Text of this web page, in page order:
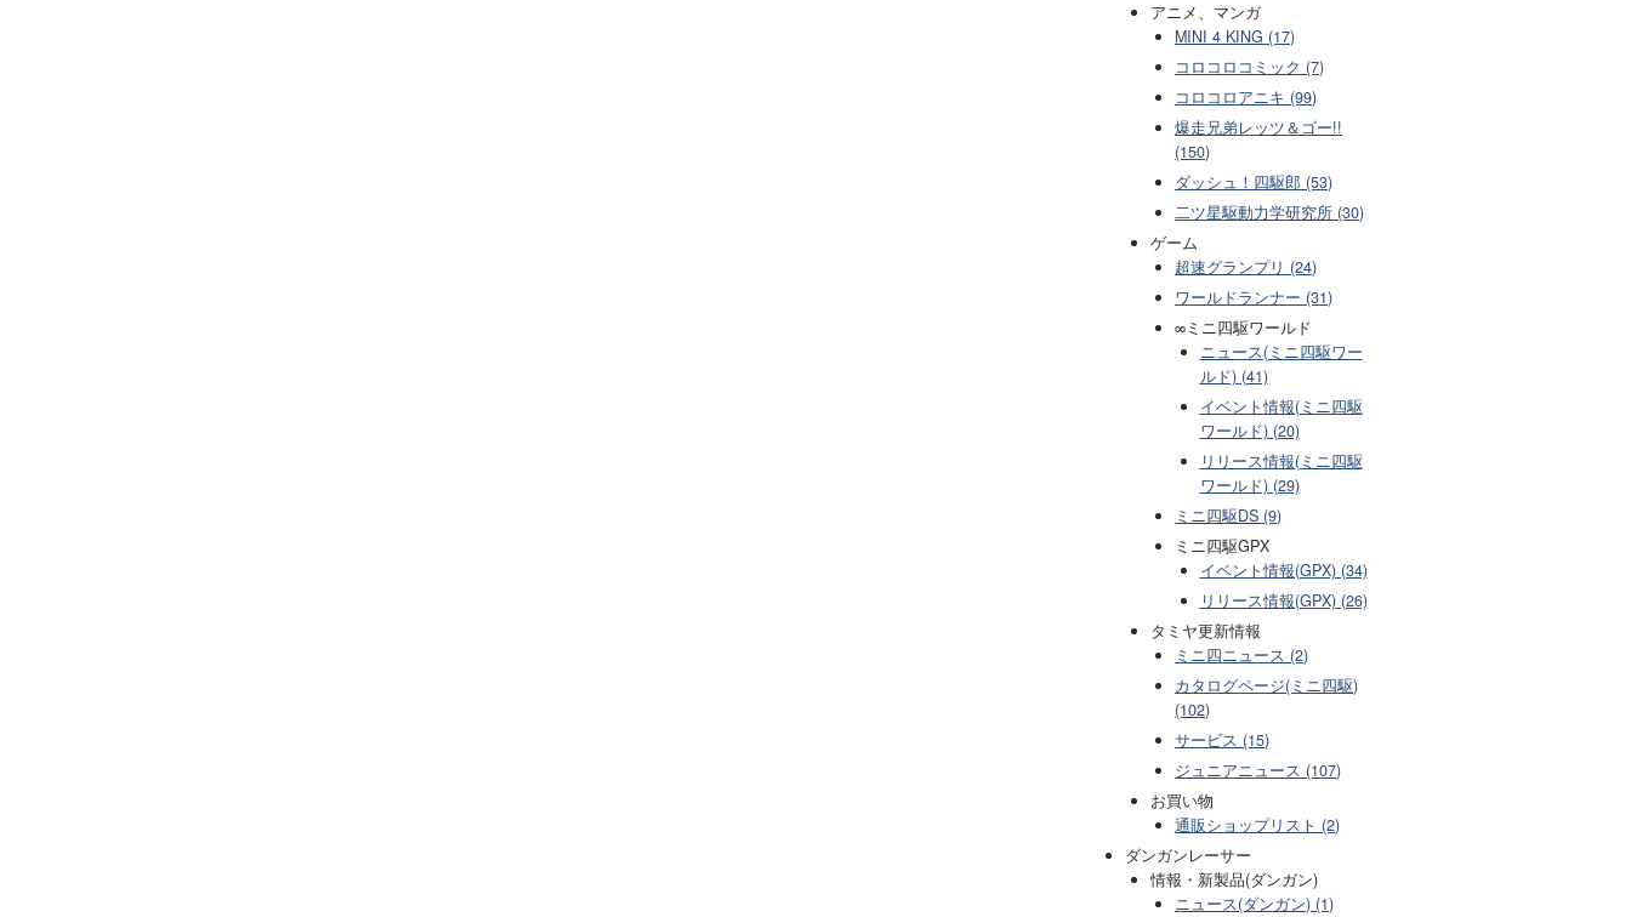
アニメ、マンガ
MINI 4 KING (17)
コロコロコミック (7)
コロコロアニキ (99)
爆走兄弟レッツ＆ゴー!!
(150)
ダッシュ！四駆郎 (53)
二ツ星駆動力学研究所 (30)
ゲーム
超速グランプリ (24)
ワールドランナー (31)
∞ミニ四駆ワールド
ニュース(ミニ四駆ワー
ルド) (41)
イベント情報(ミニ四駆
ワールド) (20)
リリース情報(ミニ四駆
ワールド) (29)
ミニ四駆DS (9)
ミニ四駆GPX
イベント情報(GPX) (34)
リリース情報(GPX) (26)
タミヤ更新情報
ミニ四ニュース (2)
カタログページ(ミニ四駆)
(102)
サービス (15)
ジュニアニュース (107)
お買い物
通販ショップリスト (2)
ダンガンレーサー
情報・新製品(ダンガン)
ニュース(ダンガン) (1)